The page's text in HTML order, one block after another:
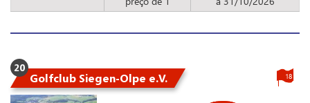
20
Golfclub Siegen-Olpe e.V. 18